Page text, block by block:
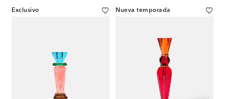
Exclusivo Nueva temporada